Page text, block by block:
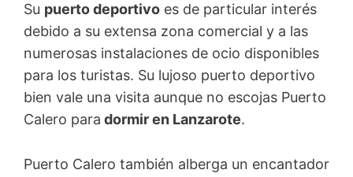
Su puerto deportivo es de particular interés
debido a su extensa zona comercial y a las
numerosas instalaciones de ocio disponibles
para los turistas. Su lujoso puerto deportivo
bien vale una visita aunque no escojas Puerto
Calero para dormir en Lanzarote.
Puerto Calero también alberga un encantador